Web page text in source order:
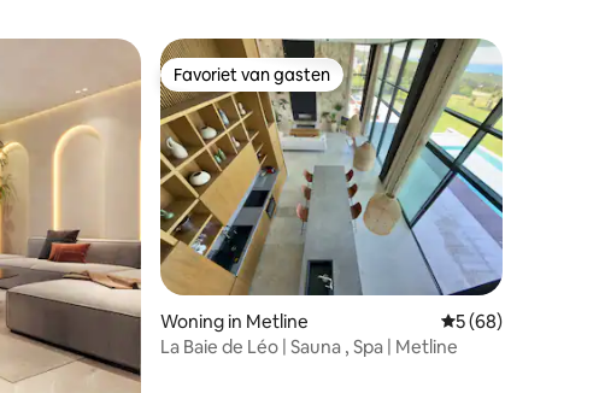
Favoriet van gasten
Favoriet van gasten
Woning in Metline Gemiddelde
5 (68)
La Baie de Léo | Sauna , Spa | Metline